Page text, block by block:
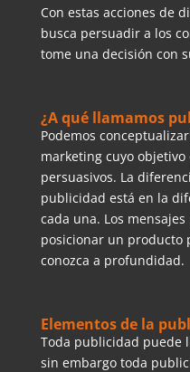
Con estas acciones de
busca persuadir a los
tome una decisión con
¿A qué llamamos
Podemos
marketing cuyo
persuasivos. La
publicidad está en la
cada una. Los
posicionar un producto
conozca a profundidad.
Elementos de la
Toda publicidad puede
sin embargo toda